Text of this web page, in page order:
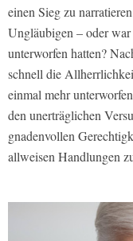
einen Sieg zu
Ungläubigen – oder
unterworfen hatten?
schnell die
einmal mehr
den unerträglichen
gnadenvollen
allweisen Handlungen